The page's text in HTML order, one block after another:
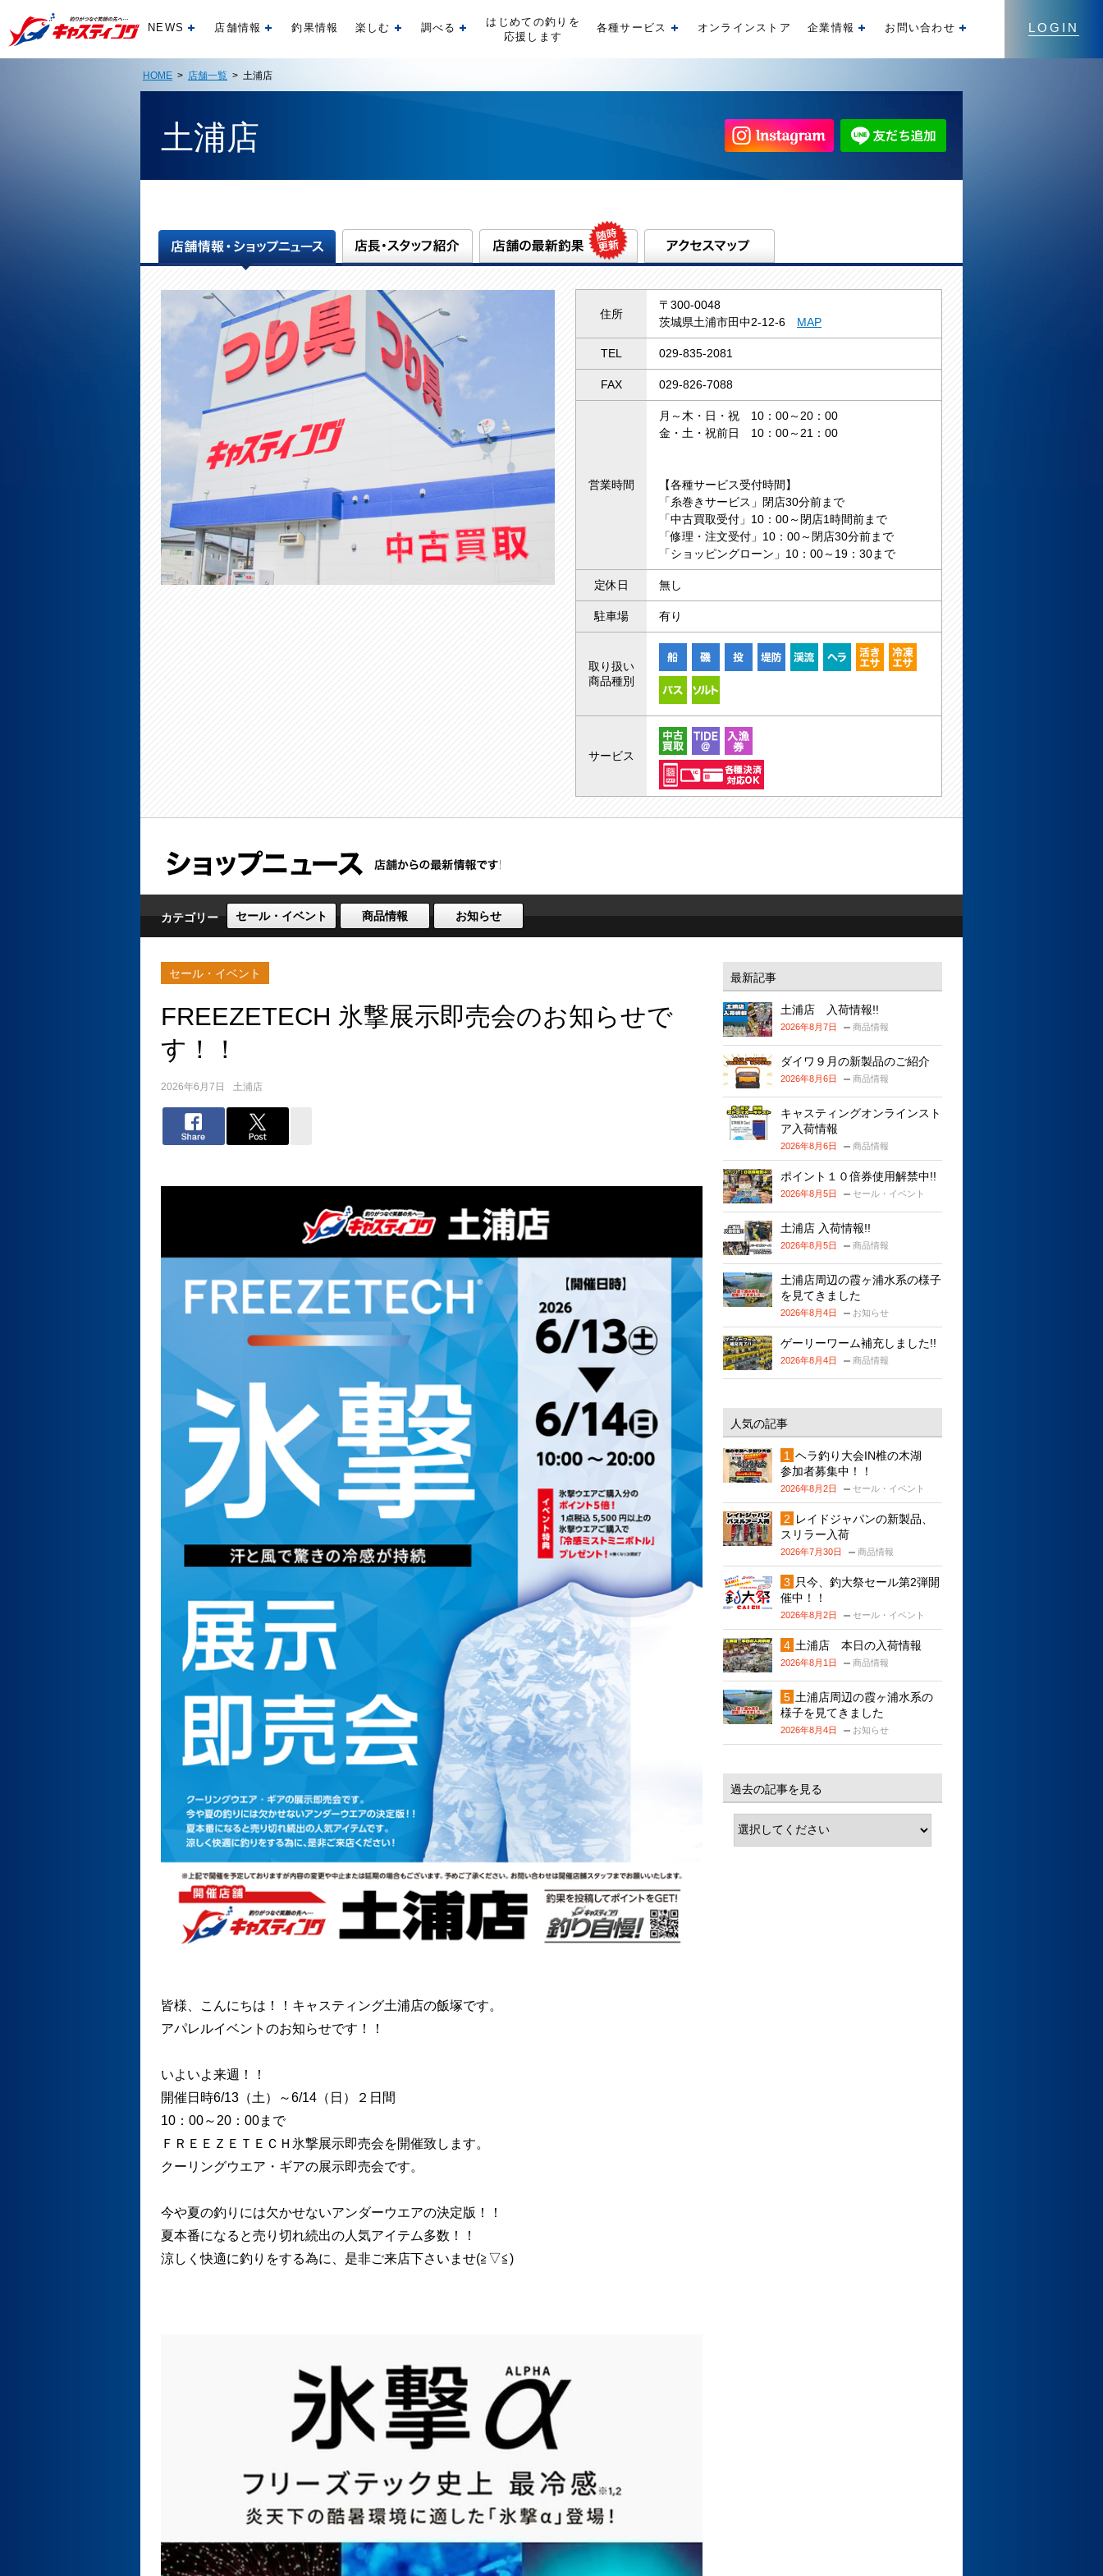
LOGIN
NEWS 開く店舗情報 開く釣果情報 楽しむ 開く調べる 開く
はじめての釣りを
応援します
各種サービス 開くオンラインストア 企業情報 開くお問い合わせ
HOME > 店舗一覧 > 土浦店
土浦店
住所
〒300-0048
茨城県土浦市田中2-12-6 MAP
TEL 029-835-2081
FAX 029-826-7088
営業時間
月～木・日・祝 10：00～20：00
金・土・祝前日 10：00～21：00
【各種サービス受付時間】
「糸巻きサービス」閉店30分前まで
「中古買取受付」10：00～閉店1時間前まで
「修理・注文受付」10：00～閉店30分前まで
「ショッピングローン」10：00～19：30まで
定休日 無し
駐車場 有り
取り扱い
商品種別
サービス
カテゴリー セール・イベント 商品情報 お知らせ
セール・イベント
FREEZETECH 氷撃展示即売会のお知らせで
す！！
2026年6月7日 土浦店
皆様、こんにちは！！キャスティング土浦店の飯塚です。
アパレルイベントのお知らせです！！
いよいよ来週！！
開催日時6/13（土）～6/14（日）２日間
10：00～20：00まで
ＦＲＥＥＺＥＴＥＣＨ氷撃展示即売会を開催致します。
クーリングウエア・ギアの展示即売会です。
今や夏の釣りには欠かせないアンダーウエアの決定版！！
夏本番になると売り切れ続出の人気アイテム多数！！
涼しく快適に釣りをする為に、是非ご来店下さいませ(≧▽≦)
最新記事
土浦店 入荷情報!!
2026年8月7日 商品情報
ダイワ９月の新製品のご紹介
2026年8月6日 商品情報
キャスティングオンラインスト
ア入荷情報
2026年8月6日 商品情報
ポイント１０倍券使用解禁中!!
2026年8月5日 セール・イベント
土浦店 入荷情報!!
2026年8月5日 商品情報
土浦店周辺の霞ヶ浦水系の様子
を見てきました
2026年8月4日 お知らせ
ゲーリーワーム補充しました!!
2026年8月4日 商品情報
人気の記事
ヘラ釣り大会IN椎の木湖
参加者募集中！！
2026年8月2日 セール・イベント
レイドジャパンの新製品、
スリラー入荷
2026年7月30日 商品情報
只今、釣大祭セール第2弾開
催中！！
2026年8月2日 セール・イベント
土浦店 本日の入荷情報
2026年8月1日 商品情報
土浦店周辺の霞ヶ浦水系の
様子を見てきました
2026年8月4日 お知らせ
過去の記事を見る